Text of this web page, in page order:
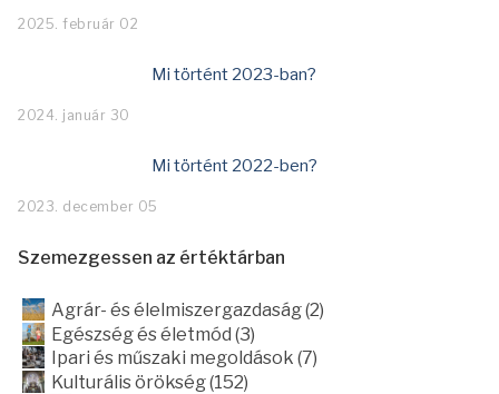
2025. február 02
Mi történt 2023-ban?
2024. január 30
Mi történt 2022-ben?
2023. december 05
Szemezgessen az értéktárban
Agrár- és élelmiszergazdaság (2)
Egészség és életmód (3)
Ipari és műszaki megoldások (7)
Kulturális örökség (152)